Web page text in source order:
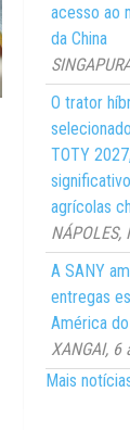
acesso ao
da China
O trator
TOTY
agrícolas
A SANY
entregas
América
XANGAI,
Mais